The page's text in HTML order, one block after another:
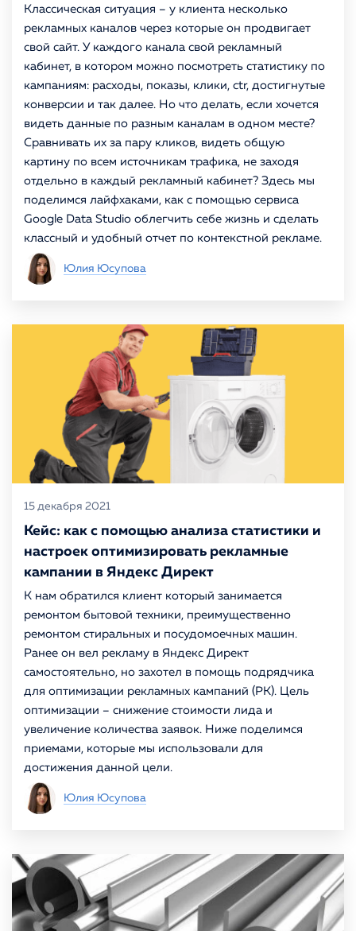
Классическая ситуация – у клиента несколько
рекламных каналов через которые он продвигает
свой сайт. У каждого канала свой рекламный
кабинет, в котором можно посмотреть статистику по
кампаниям: расходы, показы, клики, ctr, достигнутые
конверсии и так далее. Но что делать, если хочется
видеть данные по разным каналам в одном месте?
Сравнивать их за пару кликов, видеть общую
картину по всем источникам трафика, не заходя
отдельно в каждый рекламный кабинет? Здесь мы
поделимся лайфхаками, как с помощью сервиса
Google Data Studio облегчить себе жизнь и сделать
классный и удобный отчет по контекстной рекламе.
Юлия Юсупова
15 декабря 2021
Кейс: как с помощью анализа статистики и
настроек оптимизировать рекламные
кампании в Яндекс Директ
К нам обратился клиент который занимается
ремонтом бытовой техники, преимущественно
ремонтом стиральных и посудомоечных машин.
Ранее он вел рекламу в Яндекс Директ
самостоятельно, но захотел в помощь подрядчика
для оптимизации рекламных кампаний (РК). Цель
оптимизации – снижение стоимости лида и
увеличение количества заявок. Ниже поделимся
приемами, которые мы использовали для
достижения данной цели.
Юлия Юсупова